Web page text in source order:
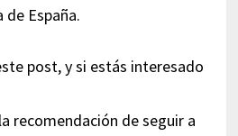
España.
post, y si estás interesado
recomendación de seguir a